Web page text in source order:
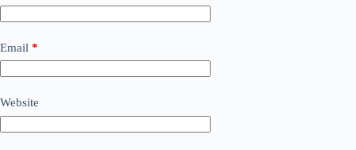
Email *
Website